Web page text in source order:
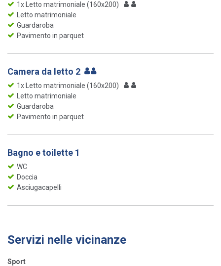
1x Letto matrimoniale (160x200)
Letto matrimoniale
Guardaroba
Pavimento in parquet
Camera da letto 2
1x Letto matrimoniale (160x200)
Letto matrimoniale
Guardaroba
Pavimento in parquet
Bagno e toilette 1
WC
Doccia
Asciugacapelli
Servizi nelle vicinanze
Sport